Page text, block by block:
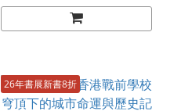
26年書展新書8折